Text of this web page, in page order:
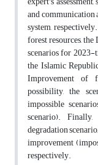
and
system,
forest resources,
scenarios for
the Islamic
Improvement of
possibility, the
impossible
scenario).
degradation
improvement
respectively.